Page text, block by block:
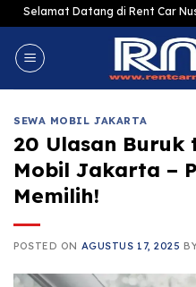
Skip
to
content
Datang di Rent Car
SEWA MOBIL JAKARTA
20 Ulasan Buruk
Mobil Jakarta –
Memilih!
POSTED ON AGUSTUS 17, 2025